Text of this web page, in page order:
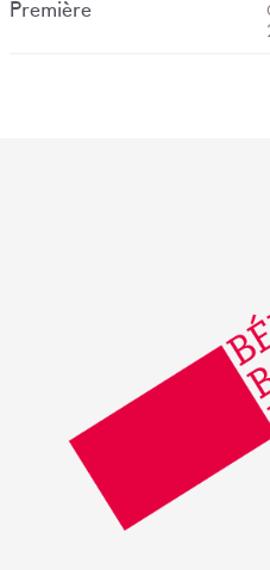
Première